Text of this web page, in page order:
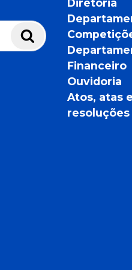
Pesquisar
Financeiro
Ouvidoria
Atos, atas e
resoluções